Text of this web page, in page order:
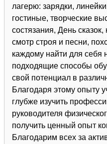
лагерю: зарядки,
гостиные, творческие
состязания, День
смотр строя и песни,
каждому найти для себя
подходящие способы
свой потенциал в
Благодаря этому опыту
глубже изучить
руководителя
получить ценный опыт
Благодарим всех за